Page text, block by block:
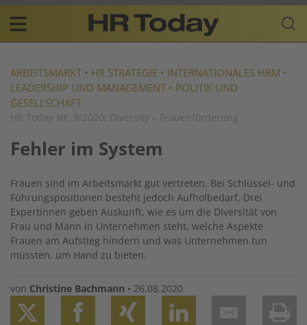
Skip
content
Plattform
für
Resources
navigation
DE
ARBEITSMARKT • HR STRATEGIE • INTERNATIONALES HRM •
LEADERSHIP UND MANAGEMENT • POLITIK UND
GESELLSCHAFT
HR Today Nr. 9/2020: Diversity – Frauenförderung
Fehler im System
Frauen sind im Arbeitsmarkt gut vertreten. Bei Schlüssel- und
Führungspositionen besteht jedoch Aufhol­bedarf. Drei
Expertinnen geben Auskunft, wie es um die Diversität von
Frau und Mann in Unternehmen steht, welche Aspekte
Frauen am Aufstieg hindern und was Unternehmen tun
müssten, um Hand zu bieten.
von Christine Bachmann • 26.08.2020